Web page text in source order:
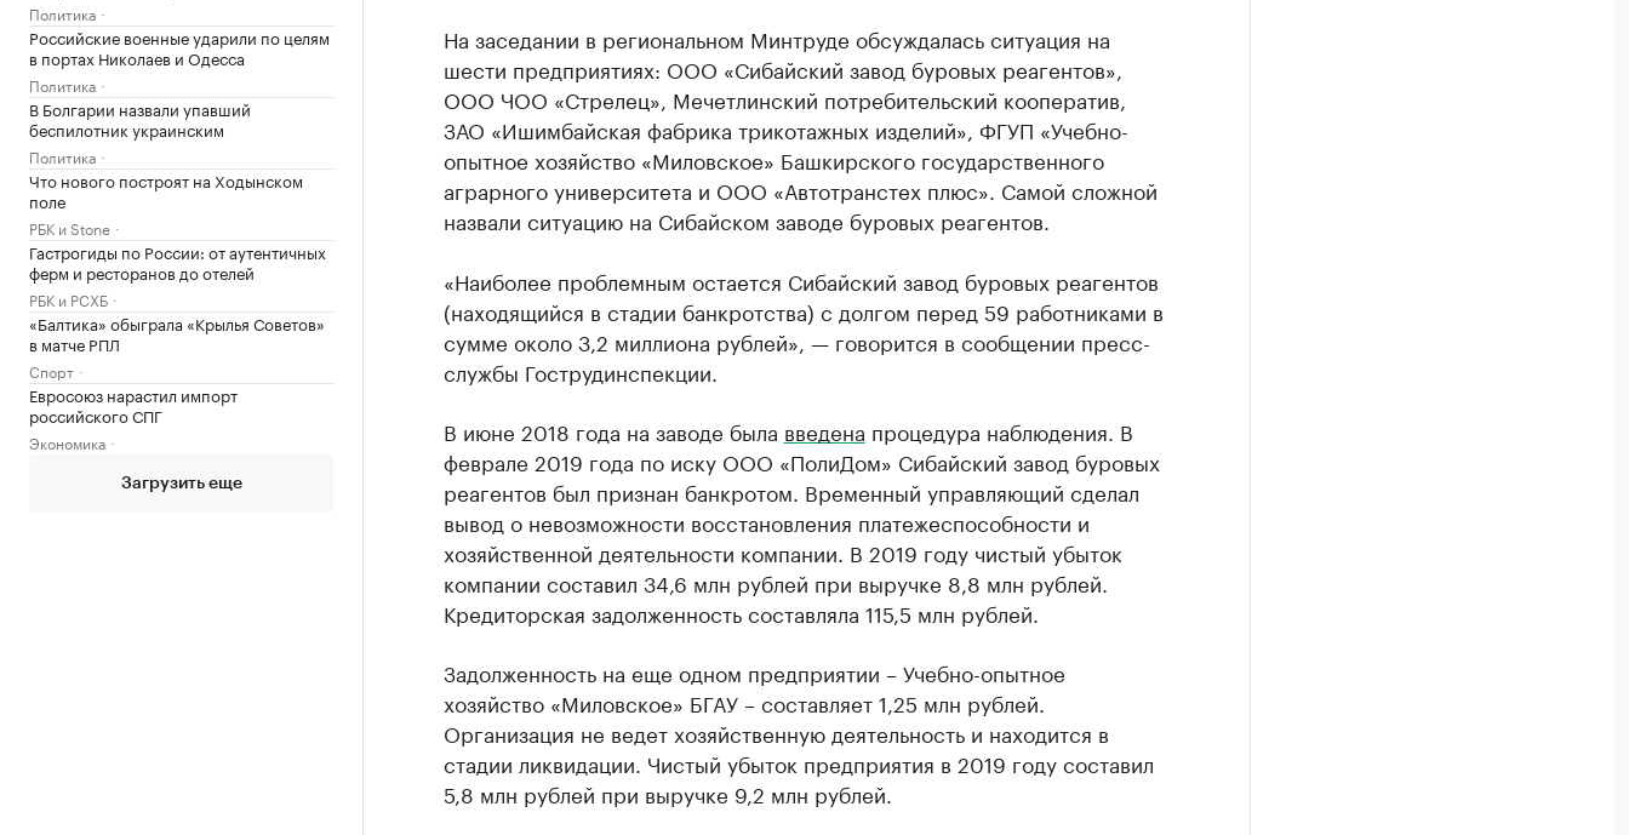
Политика
Российские военные ударили по целям
в портах Николаев и Одесса
Политика
В Болгарии назвали упавший
беспилотник украинским
Политика
Что нового построят на Ходынском
поле
РБК и Stone
Гастрогиды по России: от аутентичных
ферм и ресторанов до отелей
РБК и РСХБ
«Балтика» обыграла «Крылья Советов»
в матче РПЛ
Спорт
Евросоюз нарастил импорт
российского СПГ
Экономика
Загрузить еще
На заседании в региональном Минтруде обсуждалась ситуация на
шести предприятиях: ООО «Сибайский завод буровых реагентов»,
ООО ЧОО «Стрелец», Мечетлинский потребительский кооператив,
ЗАО «Ишимбайская фабрика трикотажных изделий», ФГУП «Учебно-
опытное хозяйство «Миловское» Башкирского государственного
аграрного университета и ООО «Автотранстех плюс». Самой сложной
назвали ситуацию на Сибайском заводе буровых реагентов.
«Наиболее проблемным остается Сибайский завод буровых реагентов
(находящийся в стадии банкротства) с долгом перед 59 работниками в
сумме около 3,2 миллиона рублей», — говорится в сообщении пресс-
службы Гострудинспекции.
В июне 2018 года на заводе была введена процедура наблюдения. В
феврале 2019 года по иску ООО «ПолиДом» Сибайский завод буровых
реагентов был признан банкротом. Временный управляющий сделал
вывод о невозможности восстановления платежеспособности и
хозяйственной деятельности компании. В 2019 году чистый убыток
компании составил 34,6 млн рублей при выручке 8,8 млн рублей.
Кредиторская задолженность составляла 115,5 млн рублей.
Задолженность на еще одном предприятии – Учебно-опытное
хозяйство «Миловское» БГАУ – составляет 1,25 млн рублей.
Организация не ведет хозяйственную деятельность и находится в
стадии ликвидации. Чистый убыток предприятия в 2019 году составил
5,8 млн рублей при выручке 9,2 млн рублей.